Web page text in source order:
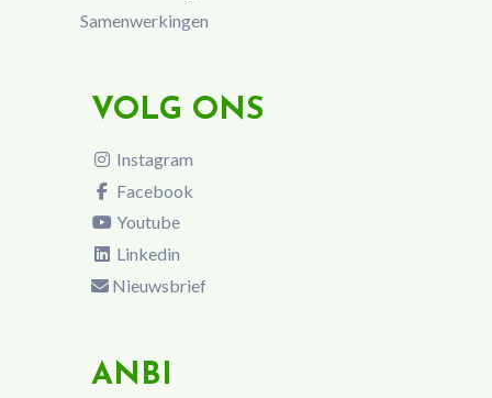
Samenwerkingen
VOLG ONS
Instagram
Facebook
Youtube
Linkedin
Nieuwsbrief
ANBI